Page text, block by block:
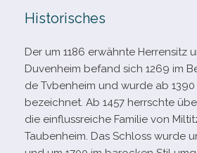
Historisches
Der um 1186 erwähnte Herrensitz
Duvenheim befand sich 1269 im
de Tvbenheim und wurde ab 1390
bezeich­net. Ab 1457 herrschte
die ein­fluss­rei­che Familie von
Taubenheim. Das Schloss wurde